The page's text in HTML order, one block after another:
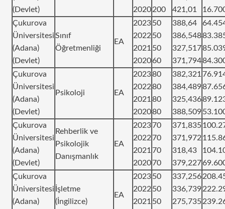
(Devlet)
2020 200
421,01
Çukurova
Üniversitesi
(Adana)
(Devlet)
Sınıf
Öğretmenliği
EA
2023
2022
2021
2020
50
50
50
60
388,64
386,548
327,517
371,794
Çukurova
Üniversitesi
(Adana)
(Devlet)
Psikoloji EA
2023
2022
2021
2020
80
80
80
80
382,321
384,489
325,436
388,509
Çukurova
Üniversitesi
(Adana)
(Devlet)
Rehberlik ve
Psikolojik
Danışmanlık
EA
2023
2022
2021
2020
70
70
70
70
371,835
371,972
318,43
379,227
Çukurova
Üniversitesi
(Adana)
İşletme
(İngilizce)
EA
2023
2022
2021
50
50
50
337,256
336,739
275,735